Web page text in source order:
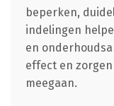
beperken,
indelingen
en
effect en
meegaan.